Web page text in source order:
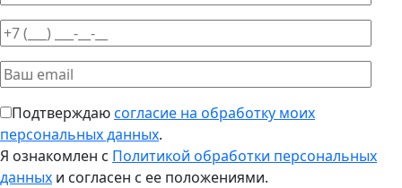
Подтверждаюсогласие на обработку моих
персональных данных.
Я ознакомлен с Политикой обработки персональных
данных и согласен с ее положениями.